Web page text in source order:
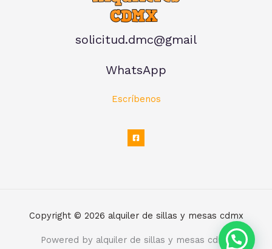
solicitud.dmc@gmail
WhatsApp
Escríbenos
Copyright © 2026 alquiler de sillas y mesas cdmx
Powered by alquiler de sillas y mesas cdmx